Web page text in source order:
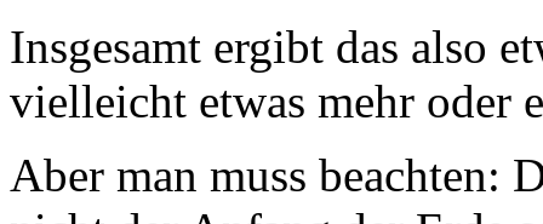
Insgesamt ergibt das also
vielleicht etwas mehr oder
Aber man muss beachten: